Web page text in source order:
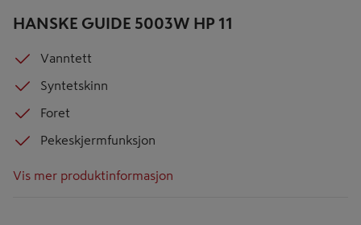
HANSKE GUIDE 5003W HP 11
Vanntett
Syntetskinn
Foret
Pekeskjermfunksjon
Vis mer produktinformasjon